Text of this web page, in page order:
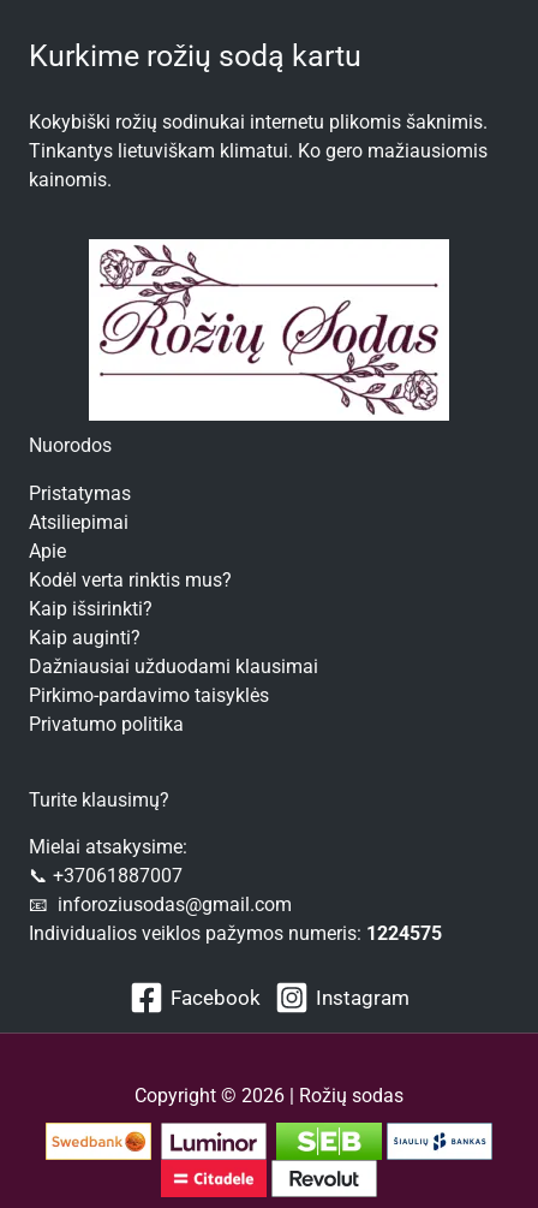
Kurkime rožių sodą kartu
Kokybiški rožių sodinukai internetu plikomis šaknimis.
Tinkantys lietuviškam klimatui. Ko gero mažiausiomis
kainomis.
Nuorodos
Pristatymas
Atsiliepimai
Apie
Kodėl verta rinktis mus?
Kaip išsirinkti?
Kaip auginti?
Dažniausiai užduodami klausimai
Pirkimo-pardavimo taisyklės
Privatumo politika
Turite klausimų?
Mielai atsakysime:
📞 +37061887007
📧 inforoziusodas@gmail.com
Individualios veiklos pažymos numeris: 1224575
Facebook Instagram
Copyright © 2026 | Rožių sodas